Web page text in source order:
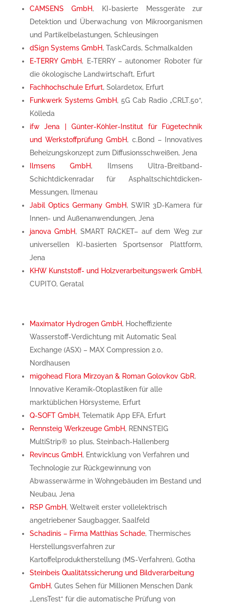
CAMSENS GmbH, KI-basierte Messgeräte zur
Detektion und Überwachung von Mikroorganismen
und Partikelbelastungen, Schleusingen
dSign Systems GmbH, TaskCards, Schmalkalden
E-TERRY GmbH, E-TERRY – autonomer Roboter für
die ökologische Landwirtschaft, Erfurt
Fachhochschule Erfurt, Solardetox, Erfurt
Funkwerk Systems GmbH, 5G Cab Radio „CRLT.50“,
Kölleda
ifw Jena | Günter-Köhler-Institut für Fügetechnik
und Werkstoffprüfung GmbH, c.Bond – Innovatives
Beheizungskonzept zum Diffusionsschweißen, Jena
Ilmsens GmbH, Ilmsens Ultra-Breitband-
Schichtdickenradar für Asphaltschichtdicken-
Messungen, Ilmenau
Jabil Optics Germany GmbH, SWIR 3D-Kamera für
Innen- und Außenanwendungen, Jena
janova GmbH, SMART RACKET– auf dem Weg zur
universellen KI-basierten Sportsensor Plattform,
Jena
KHW Kunststoff- und Holzverarbeitungswerk GmbH,
CUPITO, Geratal
Maximator Hydrogen GmbH, Hocheffiziente
Wasserstoff-Verdichtung mit Automatic Seal
Exchange (ASX) – MAX Compression 2.0,
Nordhausen
migohead Flora Mirzoyan & Roman Golovkov GbR,
Innovative Keramik-Otoplastiken für alle
marktüblichen Hörsysteme, Erfurt
Q-SOFT GmbH, Telematik App EFA, Erfurt
Rennsteig Werkzeuge GmbH, RENNSTEIG
MultiStrip® 10 plus, Steinbach-Hallenberg
Revincus GmbH, Entwicklung von Verfahren und
Technologie zur Rückgewinnung von
Abwasserwärme in Wohngebäuden im Bestand und
Neubau, Jena
RSP GmbH, Weltweit erster vollelektrisch
angetriebener Saugbagger, Saalfeld
Schadinis – Firma Matthias Schade, Thermisches
Herstellungsverfahren zur
Kartoffelproduktherstellung (MS-Verfahren), Gotha
Steinbeis Qualitätssicherung und Bildverarbeitung
GmbH, Gutes Sehen für Millionen Menschen Dank
„LensTest“ für die automatische Prüfung von